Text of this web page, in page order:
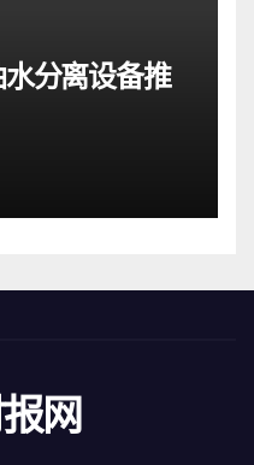
分离设备推
网